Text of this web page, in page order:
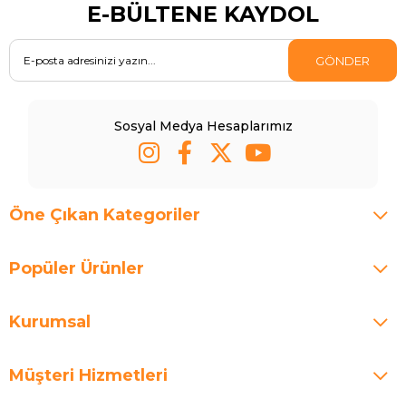
E-BÜLTENE KAYDOL
GÖNDER
Sosyal Medya Hesaplarımız
Öne Çıkan Kategoriler
Popüler Ürünler
Kurumsal
Müşteri Hizmetleri